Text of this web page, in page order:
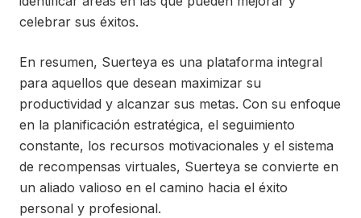
celebrar sus éxitos.
En resumen, Suerteya es una plataforma integral
para aquellos que desean maximizar su
productividad y alcanzar sus metas. Con su enfoque
en la planificación estratégica, el seguimiento
constante, los recursos motivacionales y el sistema
de recompensas virtuales, Suerteya se convierte en
un aliado valioso en el camino hacia el éxito
personal y profesional.